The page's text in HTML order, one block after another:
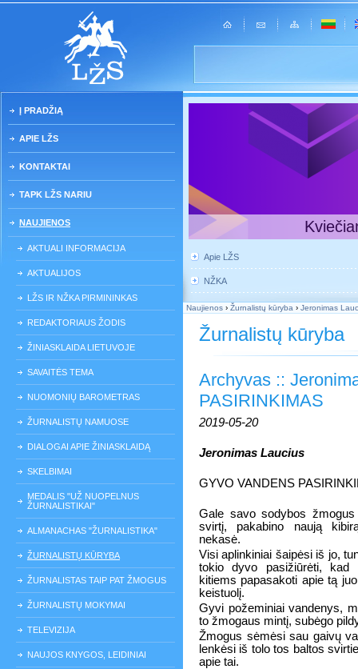
Į PRADŽIĄ
APIE LŽS
KONTAKTAI
TAPK LŽS NARIU
NAUJIENOS
AKTUALI INFORMACIJA
AKTUALIJOS
LŽS IR NŽKA PIRMININKAS
REDAKTORIAUS ŽODIS
ŽINIASKLAIDA LIETUVOJE
SAVAITĖS TEMA
NUOMONIŲ BAROMETRAS
ŽURNALISTŲ NAMUOSE
DIALOGAI APIE ŽINIASKLAIDĄ
SKELBIMAI
MEDALIS "UŽ NUOPELNUS
ŽURNALISTIKAI"
ALMANACHAS "ŽURNALISTIKA"
ŽURNALISTŲ KŪRYBA
ŽURNALISTAS TAIP PAT ŽMOGUS
ŽURNALISTŲ MOKYMAI
TELEVIZIJA
NAUJOS KNYGOS, LEIDINIAI
Apie LŽS
NŽKA
Naujienos › Žurnalistų kūryba › Jeronimas
Žurnalistų kūryba
Archyvas ::
PASIRINKIMAS
2019-05-20
Jeronimas Laucius
GYVO VANDENS
Gale savo sodybos žmogus
svirtį, pakabino naują
nekasė.
Visi aplinkiniai šaipėsi iš jo,
tokio dyvo pasižiūrėti, kad
kitiems papasakoti apie tą
keistuolį.
Gyvi požeminiai vandenys,
to žmogaus mintį, subėgo
Žmogus sėmėsi sau gaivų
lenkėsi iš tolo tos baltos
apie tai.